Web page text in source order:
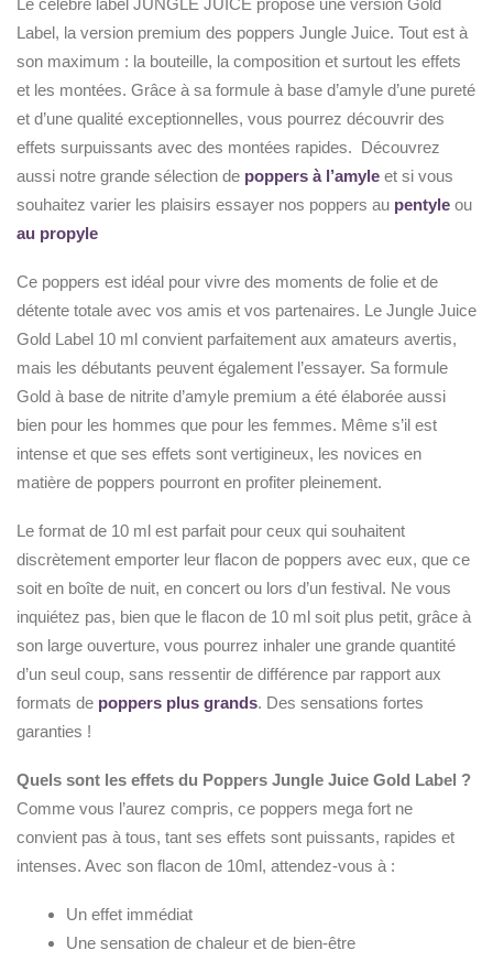
Le célèbre label JUNGLE JUICE propose une version Gold
Label, la version premium des poppers Jungle Juice. Tout est à
son maximum : la bouteille, la composition et surtout les effets
et les montées. Grâce à sa formule à base d’amyle d’une pureté
et d’une qualité exceptionnelles, vous pourrez découvrir des
effets surpuissants avec des montées rapides. Découvrez
aussi notre grande sélection de poppers à l’amyle et si vous
souhaitez varier les plaisirs essayer nos poppers au pentyle ou
au propyle
Ce poppers est idéal pour vivre des moments de folie et de
détente totale avec vos amis et vos partenaires. Le Jungle Juice
Gold Label 10 ml convient parfaitement aux amateurs avertis,
mais les débutants peuvent également l’essayer. Sa formule
Gold à base de nitrite d’amyle premium a été élaborée aussi
bien pour les hommes que pour les femmes. Même s’il est
intense et que ses effets sont vertigineux, les novices en
matière de poppers pourront en profiter pleinement.
Le format de 10 ml est parfait pour ceux qui souhaitent
discrètement emporter leur flacon de poppers avec eux, que ce
soit en boîte de nuit, en concert ou lors d’un festival. Ne vous
inquiétez pas, bien que le flacon de 10 ml soit plus petit, grâce à
son large ouverture, vous pourrez inhaler une grande quantité
d’un seul coup, sans ressentir de différence par rapport aux
formats de poppers plus grands. Des sensations fortes
garanties !
Quels sont les effets du Poppers Jungle Juice Gold Label ?
Comme vous l’aurez compris, ce poppers mega fort ne
convient pas à tous, tant ses effets sont puissants, rapides et
intenses. Avec son flacon de 10ml, attendez-vous à :
Un effet immédiat
Une sensation de chaleur et de bien-être